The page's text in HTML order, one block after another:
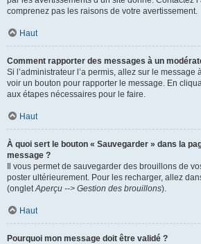
comprenez pas les raisons de votre avertissement.
Haut
Comment rapporter des messages à un
Si l’administrateur l’a permis, allez sur le message
voir un bouton pour rapporter le message. En
aux étapes nécessaires pour le faire.
Haut
À quoi sert le bouton « Sauvegarder » dans la
message ?
Il vous permet de sauvegarder des brouillons de
poster ultérieurement. Pour les recharger, allez
(ongletAperçu --> Gestion des brouillons).
Haut
Pourquoi mon message doit être validé ?